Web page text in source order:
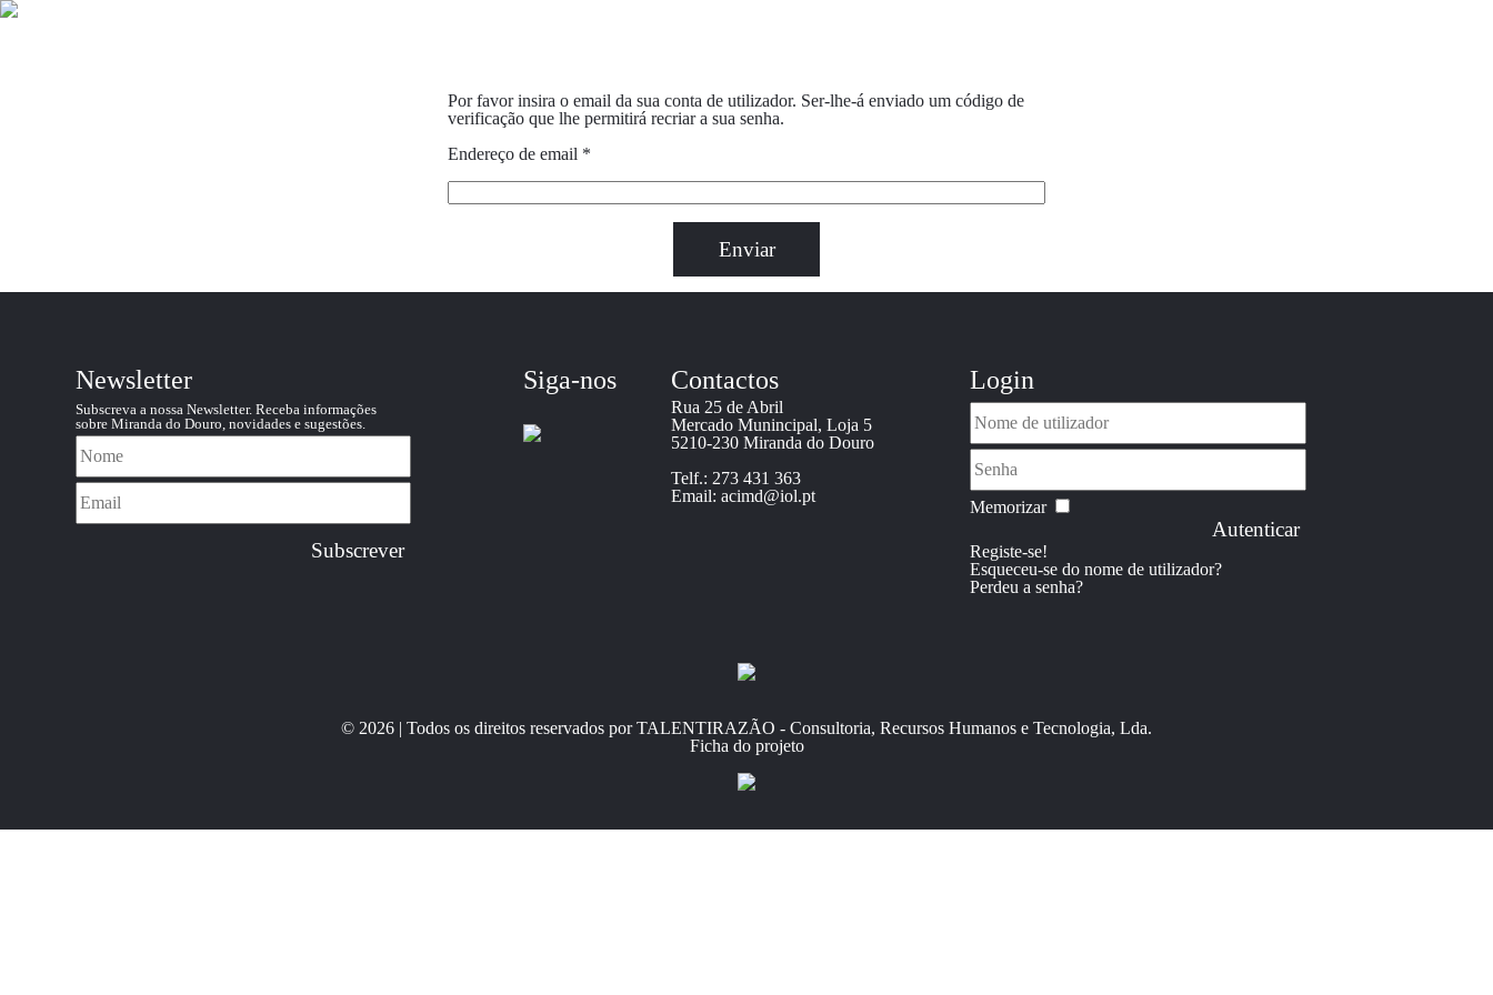
Por favor insira o email da sua conta de utilizador. Ser-lhe-á enviado um código de
verificação que lhe permitirá recriar a sua senha.
Endereço de email *
Enviar
Newsletter
Subscreva a nossa Newsletter. Receba informações
sobre Miranda do Douro, novidades e sugestões.
Siga-nos Contactos
Rua 25 de Abril
Mercado Munincipal, Loja 5
5210-230 Miranda do Douro
Telf.: 273 431 363
Email: acimd@iol.pt
Login
Memorizar
Autenticar
Registe-se!
Esqueceu-se do nome de utilizador?
Perdeu a senha?
© 2026 | Todos os direitos reservados por TALENTIRAZÃO - Consultoria, Recursos Humanos e Tecnologia, Lda.
Ficha do projeto